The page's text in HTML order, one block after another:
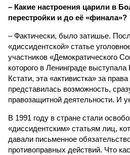
– Какие настроения царили в
перестройки и до её «финала»?
– Фактически, было затишье.
«диссидентской» статье
участников «Демократического
которого в Ленинграде
Кстати, эта «активистка» за
представилась возможность,
правозащитной деятельности.
В 1991 году в стране стали
«диссидентским» статьям лиц,
давали письменное
противоправных действий. Что